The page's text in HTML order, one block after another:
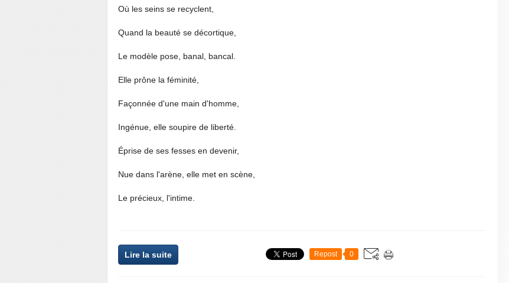
Où les seins se recyclent,
Quand la beauté se décortique,
Le modèle pose, banal, bancal.
Elle prône la féminité,
Façonnée d'une main d'homme,
Ingénue, elle soupire de liberté.
Éprise de ses fesses en devenir,
Nue dans l'arène, elle met en scène,
Le précieux, l'intime.
Lire la suite Repost 0